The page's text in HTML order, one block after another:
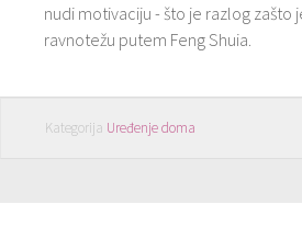
nudi motivaciju - što je razlog zašto
ravnotežu putem Feng Shuia.
Kategorija Uređenje doma